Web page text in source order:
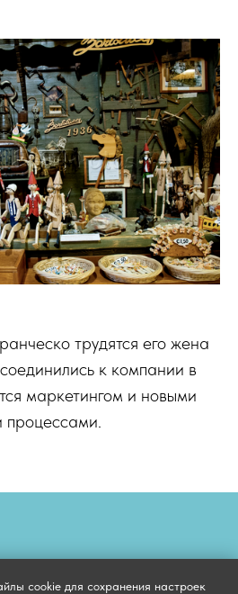
трудятся его жена
к компании в
маркетингом и новыми
процессами.
cookie для сохранения настроек